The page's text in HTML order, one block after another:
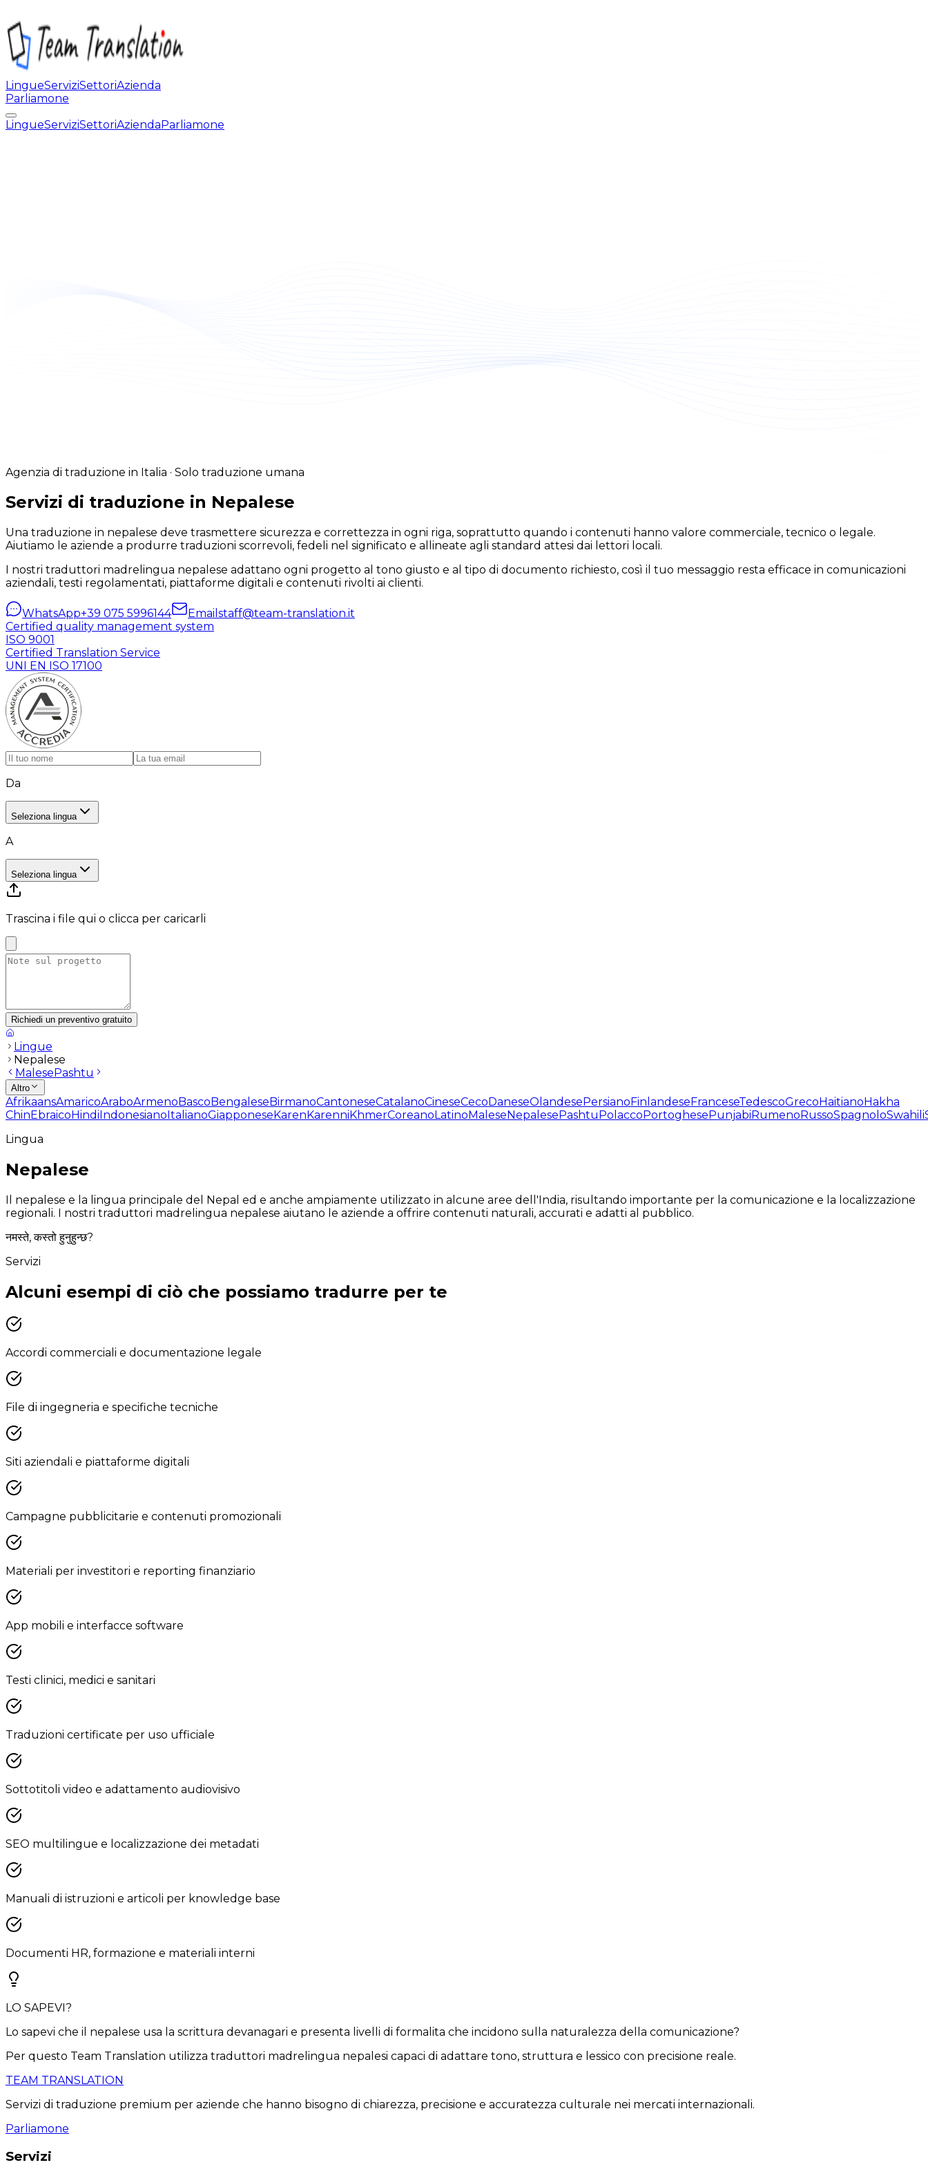
LingueServiziSettoriAzienda
Parliamone
LingueServiziSettoriAziendaParliamone
Agenzia di traduzione in Italia · Solo traduzione umana
Servizi di traduzione in Nepalese
Una traduzione in nepalese deve trasmettere sicurezza e correttezza in ogni riga, soprattutto quando i contenuti hanno valore commerciale, tecnico o legale.
Aiutiamo le aziende a produrre traduzioni scorrevoli, fedeli nel significato e allineate agli standard attesi dai lettori locali.
I nostri traduttori madrelingua nepalese adattano ogni progetto al tono giusto e al tipo di documento richiesto, così il tuo messaggio resta efficace in comunicazioni
aziendali, testi regolamentati, piattaforme digitali e contenuti rivolti ai clienti.
WhatsApp+39 075 5996144 Email staff@team-translation.it
Certified quality management system
ISO 9001
Certified Translation Service
UNI EN ISO 17100
Da
Seleziona lingua
A
Seleziona lingua
Trascina i file qui o clicca per caricarli
Richiedi un preventivo gratuito
Lingue
Nepalese
Malese Pashtu
Altro
AfrikaansAmaricoAraboArmeno Basco Bengalese BirmanoCantoneseCatalanoCineseCeco DaneseOlandese Persiano Finlandese FranceseTedescoGreco Haitiano Hakha
Chin Ebraico Hindi Indonesiano ItalianoGiapponese Karen Karenni KhmerCoreano Latino Malese Nepalese Pashtu Polacco Portoghese Punjabi Rumeno RussoSpagnoloSwahili
Lingua
Nepalese
Il nepalese e la lingua principale del Nepal ed e anche ampiamente utilizzato in alcune aree dell'India, risultando importante per la comunicazione e la localizzazione
regionali. I nostri traduttori madrelingua nepalese aiutano le aziende a offrire contenuti naturali, accurati e adatti al pubblico.
नमस्ते, कस्तो हुनुहुन्छ?
Servizi
Alcuni esempi di ciò che possiamo tradurre per te
Accordi commerciali e documentazione legale
File di ingegneria e specifiche tecniche
Siti aziendali e piattaforme digitali
Campagne pubblicitarie e contenuti promozionali
Materiali per investitori e reporting finanziario
App mobili e interfacce software
Testi clinici, medici e sanitari
Traduzioni certificate per uso ufficiale
Sottotitoli video e adattamento audiovisivo
SEO multilingue e localizzazione dei metadati
Manuali di istruzioni e articoli per knowledge base
Documenti HR, formazione e materiali interni
LO SAPEVI?
Lo sapevi che il nepalese usa la scrittura devanagari e presenta livelli di formalita che incidono sulla naturalezza della comunicazione?
Per questo Team Translation utilizza traduttori madrelingua nepalesi capaci di adattare tono, struttura e lessico con precisione reale.
TEAM TRANSLATION
Servizi di traduzione premium per aziende che hanno bisogno di chiarezza, precisione e accuratezza culturale nei mercati internazionali.
Parliamone
Servizi